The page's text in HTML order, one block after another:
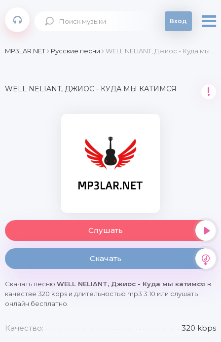
Вход
MP3LAR.NET Русские песни WELL NELIANT, Джиос - Куда мы катимся
WELL NELIANT, ДЖИОС - КУДА МЫ КАТИМСЯ !
Слушать
Скачать
Скачать песню WELL NELIANT, Джиос - Куда мы катимся в
качестве 320 kbps и длительностью mp3 3:10 или слушать
онлайн бесплатно.
Качество: 320 kbps